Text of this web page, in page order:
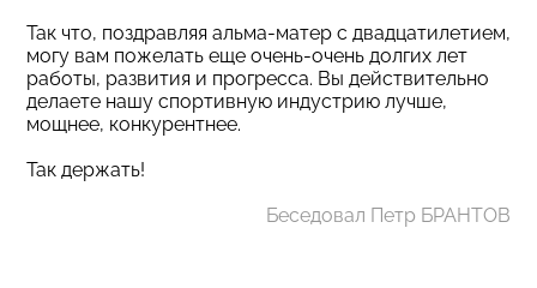
Так что, поздравляя альма-матер с двадцатилетием,
могу вам пожелать еще очень-очень долгих лет
работы, развития и прогресса. Вы действительно
делаете нашу спортивную индустрию лучше,
мощнее, конкурентнее.
Так держать!
Беседовал Петр БРАНТОВ